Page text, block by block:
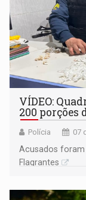
VÍDEO:
200 porções
Polícia 07
Acusados
Flagrantes